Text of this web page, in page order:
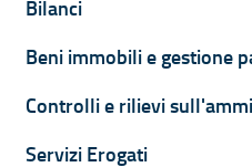
Bilanci
Beni immobili e gestione
Controlli e rilievi
Servizi Erogati